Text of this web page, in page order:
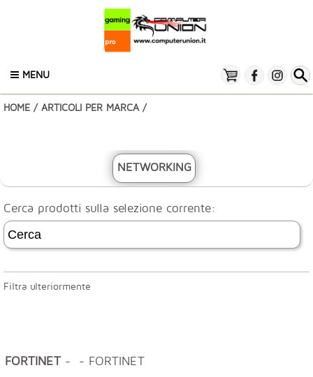
MENU
HOME / ARTICOLI PER MARCA /
NETWORKING
Cerca prodotti sulla selezione corrente:
Filtra ulteriormente
FORTINET - - FORTINET